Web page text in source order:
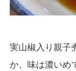
実山椒入り親子
か、味は濃いめ